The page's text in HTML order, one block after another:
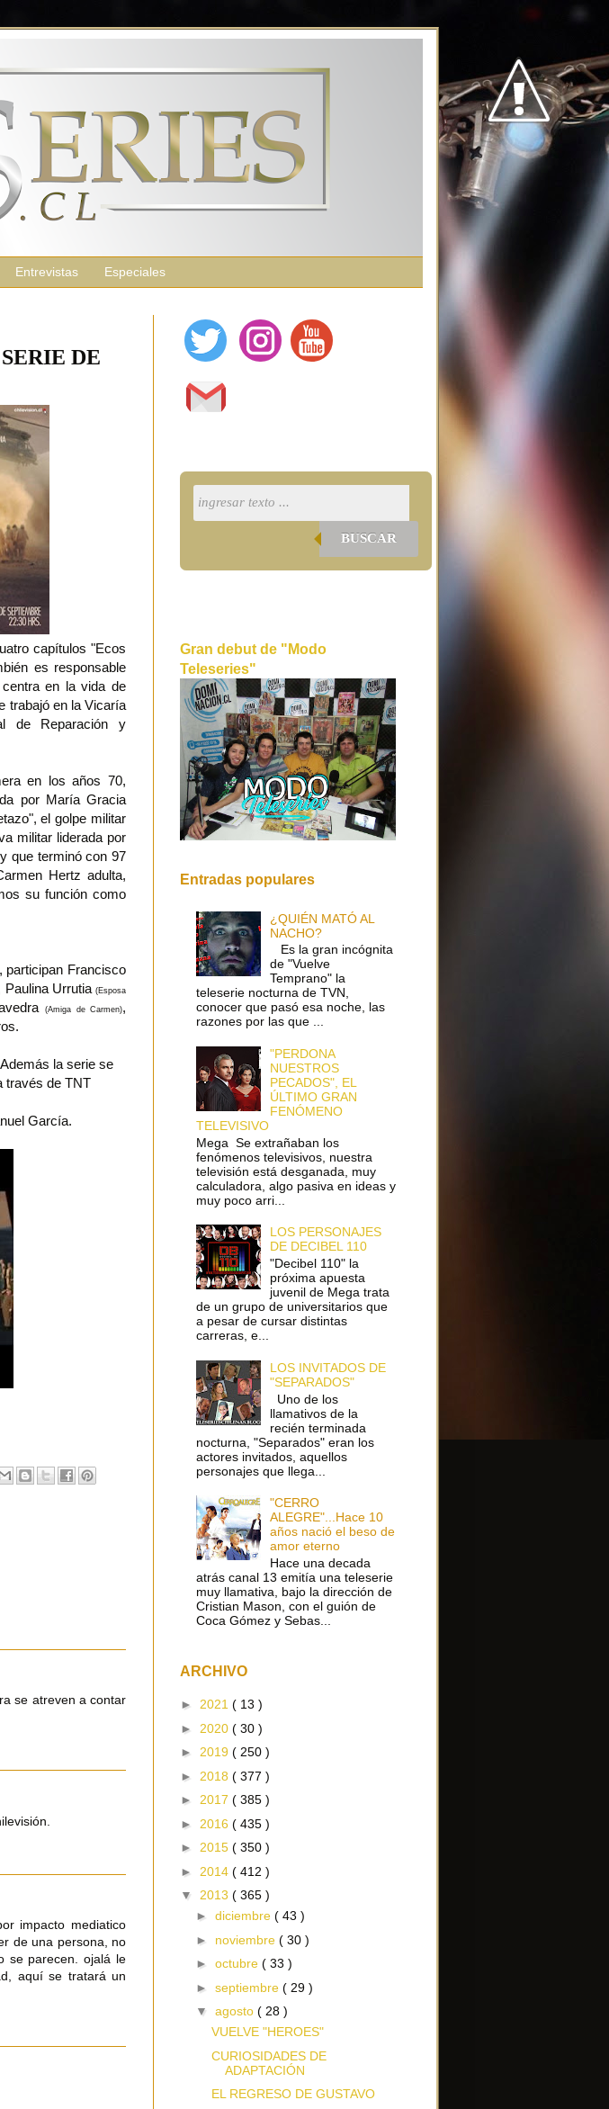
Entrevistas Especiales
DE
capítulos "Ecos
es responsable
en la vida de
trabajó en la Vicaría
de Reparación y
en los años 70,
por María Gracia
el golpe militar
militar liderada por
que terminó con 97
Hertz adulta,
su función como
participan Francisco
Paulina Urrutia(Esposa
(Amiga de Carmen),
la serie se
través de TNT
García.
se atreven a contar
impacto mediatico
de una persona, no
se parecen. ojalá le
aquí se tratará un
BUSCAR
Gran debut de "Modo
Teleseries"
Entradas populares
¿QUIÉN MATÓ AL
NACHO?
Es la gran incógnita
de "Vuelve
Temprano" la
teleserie nocturna de TVN,
conocer que pasó esa noche, las
razones por las que ...
"PERDONA
NUESTROS
PECADOS", EL
ÚLTIMO GRAN
FENÓMENO
TELEVISIVO
Mega Se extrañaban los
fenómenos televisivos, nuestra
televisión está desganada, muy
calculadora, algo pasiva en ideas y
muy poco arri...
LOS PERSONAJES
DE DECIBEL 110
"Decibel 110" la
próxima apuesta
juvenil de Mega trata
de un grupo de universitarios que
a pesar de cursar distintas
carreras, e...
LOS INVITADOS DE
"SEPARADOS"
Uno de los
llamativos de la
recién terminada
nocturna, "Separados" eran los
actores invitados, aquellos
personajes que llega...
"CERRO
ALEGRE"...Hace 10
años nació el beso de
amor eterno
Hace una decada
atrás canal 13 emitía una teleserie
muy llamativa, bajo la dirección de
Cristian Mason, con el guión de
Coca Gómez y Sebas...
ARCHIVO
► 2021 ( 13 )
► 2020 ( 30 )
► 2019 ( 250 )
► 2018 ( 377 )
► 2017 ( 385 )
► 2016 ( 435 )
► 2015 ( 350 )
► 2014 ( 412 )
▼ 2013 ( 365 )
► diciembre ( 43 )
► noviembre ( 30 )
► octubre ( 33 )
► septiembre ( 29 )
▼ agosto ( 28 )
VUELVE "HEROES"
CURIOSIDADES DE
ADAPTACIÓN
EL REGRESO DE GUSTAVO